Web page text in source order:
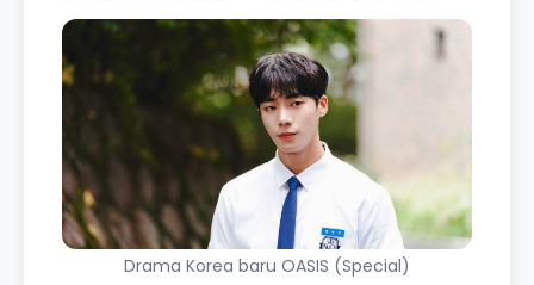
Drama Korea baru OASIS (Special)